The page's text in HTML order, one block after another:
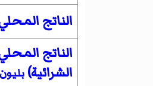
الناتج
الناتج
الشرائية)